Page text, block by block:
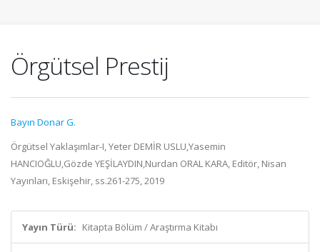
Örgütsel Prestij
Bayın Donar G.
Örgütsel Yaklaşımlar-I, Yeter DEMİR USLU,Yasemin
HANCIOĞLU,Gözde YEŞİLAYDIN,Nurdan ORAL KARA, Editör, Nisan
Yayınları, Eskişehir, ss.261-275, 2019
Yayın Türü: Kitapta Bölüm / Araştırma Kitabı